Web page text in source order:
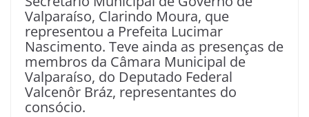
Valparaíso, Clarindo Moura, que
representou a Prefeita Lucimar
Nascimento. Teve ainda as presenças de
membros da Câmara Municipal de
Valparaíso, do Deputado Federal
Valcenôr Bráz, representantes do
consócio.